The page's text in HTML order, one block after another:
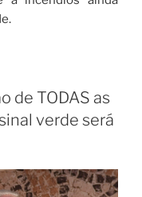
de TODAS as
verde será